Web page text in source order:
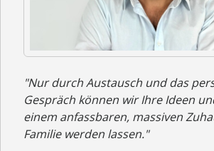
"Nur durch Austausch und das
Gespräch können wir Ihre Ideen
einem anfassbaren, massiven
Familie werden lassen."